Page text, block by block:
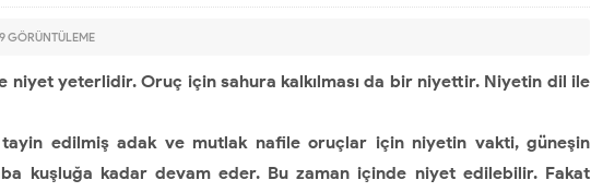
GÖRÜNTÜLEME
niyet yeterlidir. Oruç için sahura kalkılması da bir niyettir. Niyetin dil ile
edilmiş adak ve mutlak nafile oruçlar için niyetin vakti, güneşin
kuşluğa kadar devam eder. Bu zaman içinde niyet edilebilir. Fakat